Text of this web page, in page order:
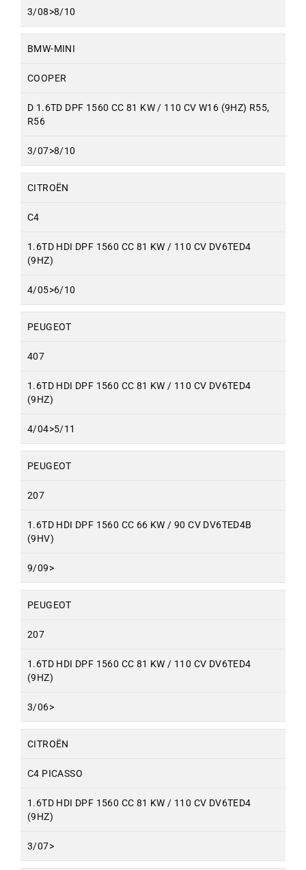
3/08>8/10
BMW-MINI
COOPER
D 1.6TD DPF 1560 CC 81 KW / 110 CV W16 (9HZ) R55,
R56
3/07>8/10
CITROËN
C4
1.6TD HDI DPF 1560 CC 81 KW / 110 CV DV6TED4
(9HZ)
4/05>6/10
PEUGEOT
407
1.6TD HDI DPF 1560 CC 81 KW / 110 CV DV6TED4
(9HZ)
4/04>5/11
PEUGEOT
207
1.6TD HDI DPF 1560 CC 66 KW / 90 CV DV6TED4B
(9HV)
9/09>
PEUGEOT
207
1.6TD HDI DPF 1560 CC 81 KW / 110 CV DV6TED4
(9HZ)
3/06>
CITROËN
C4 PICASSO
1.6TD HDI DPF 1560 CC 81 KW / 110 CV DV6TED4
(9HZ)
3/07>